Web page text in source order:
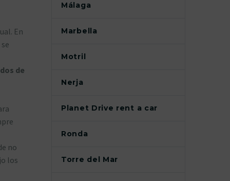
En
de
no
los
Málaga
Marbella
Motril
Nerja
Planet Drive rent a car
Ronda
Torre del Mar